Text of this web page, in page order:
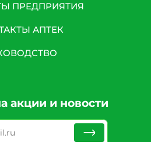
ПРЕДПРИЯТИЯ
АПТЕК
акции и новости